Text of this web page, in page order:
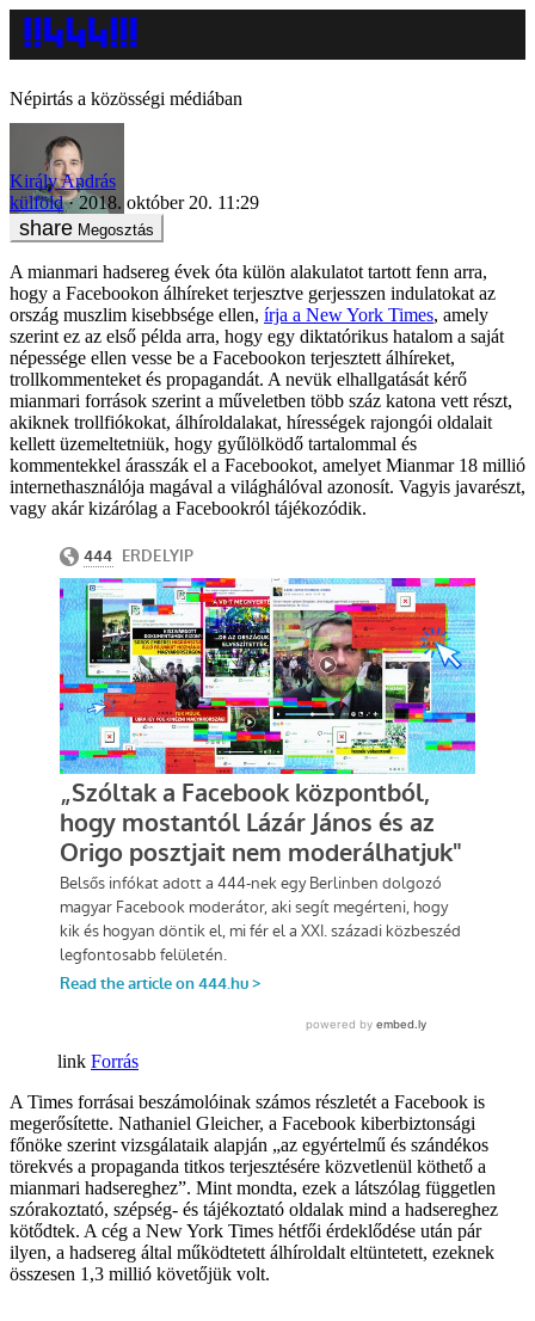
Népirtás a közösségi médiában
Király András
külföld
2018. október 20. 11:29
Megosztás
A mianmari hadsereg évek óta külön alakulatot tartott fenn arra,
hogy a Facebookon álhíreket terjesztve gerjesszen indulatokat az
ország muszlim kisebbsége ellen, írja a New York Times, amely
szerint ez az első példa arra, hogy egy diktatórikus hatalom a saját
népessége ellen vesse be a Facebookon terjesztett álhíreket,
trollkommenteket és propagandát. A nevük elhallgatását kérő
mianmari források szerint a műveletben több száz katona vett részt,
akiknek trollfiókokat, álhíroldalakat, hírességek rajongói oldalait
kellett üzemeltetniük, hogy gyűlölködő tartalommal és
kommentekkel árasszák el a Facebookot, amelyet Mianmar 18 millió
internethasználója magával a világhálóval azonosít. Vagyis javarészt,
vagy akár kizárólag a Facebookról tájékozódik.
Forrás
A Times forrásai beszámolóinak számos részletét a Facebook is
megerősítette. Nathaniel Gleicher, a Facebook kiberbiztonsági
főnöke szerint vizsgálataik alapján „az egyértelmű és szándékos
törekvés a propaganda titkos terjesztésére közvetlenül köthető a
mianmari hadsereghez”. Mint mondta, ezek a látszólag független
szórakoztató, szépség- és tájékoztató oldalak mind a hadsereghez
kötődtek. A cég a New York Times hétfői érdeklődése után pár
ilyen, a hadsereg által működtetett álhíroldalt eltüntetett, ezeknek
összesen 1,3 millió követőjük volt.